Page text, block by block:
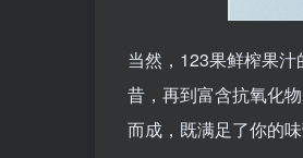
当然，123果鲜榨果
昔，再到富含抗氧化
而成，既满足了你的